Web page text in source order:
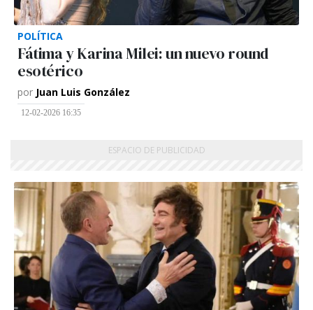
POLÍTICA
Fátima y Karina Milei: un nuevo round
esotérico
por Juan Luis González
12-02-2026 16:35